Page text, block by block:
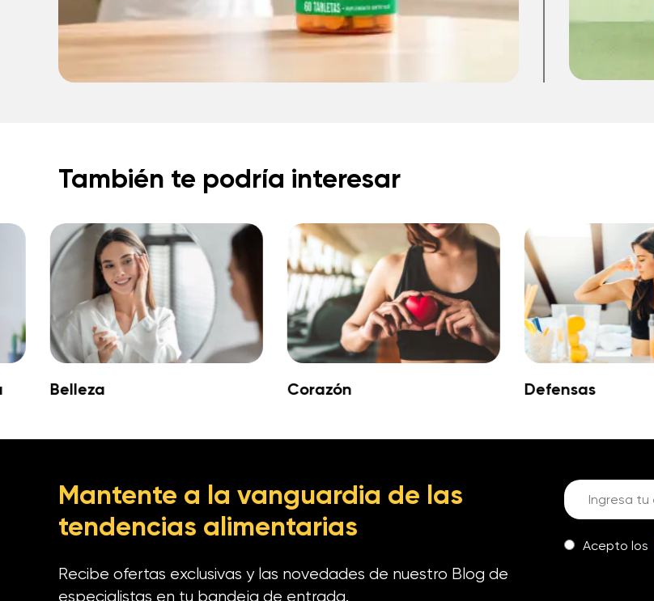
También te podría interesar
Belleza Corazón Defensas
Mantente a la vanguardia de las
tendencias alimentarias
Recibe ofertas exclusivas y las novedades de nuestro Blog de
especialistas en tu bandeja de entrada.
Acepto los